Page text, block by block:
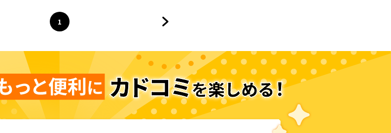
ページ
1
へ